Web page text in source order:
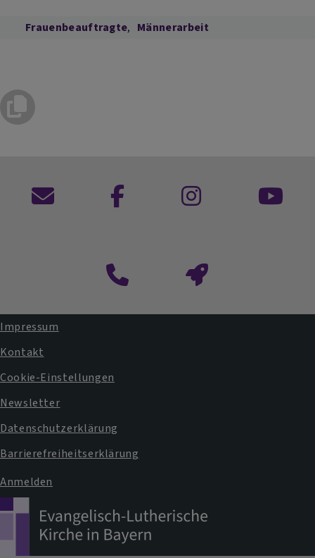
Frauenbeauftragte Männerarbeit
Kontaktformular
Fußbereichsmenü
Impressum
Kontakt
Cookie-Einstellungen
Newsletter
Datenschutzerklärung
Barrierefreiheitserklärung
Benutzermenü
Anmelden